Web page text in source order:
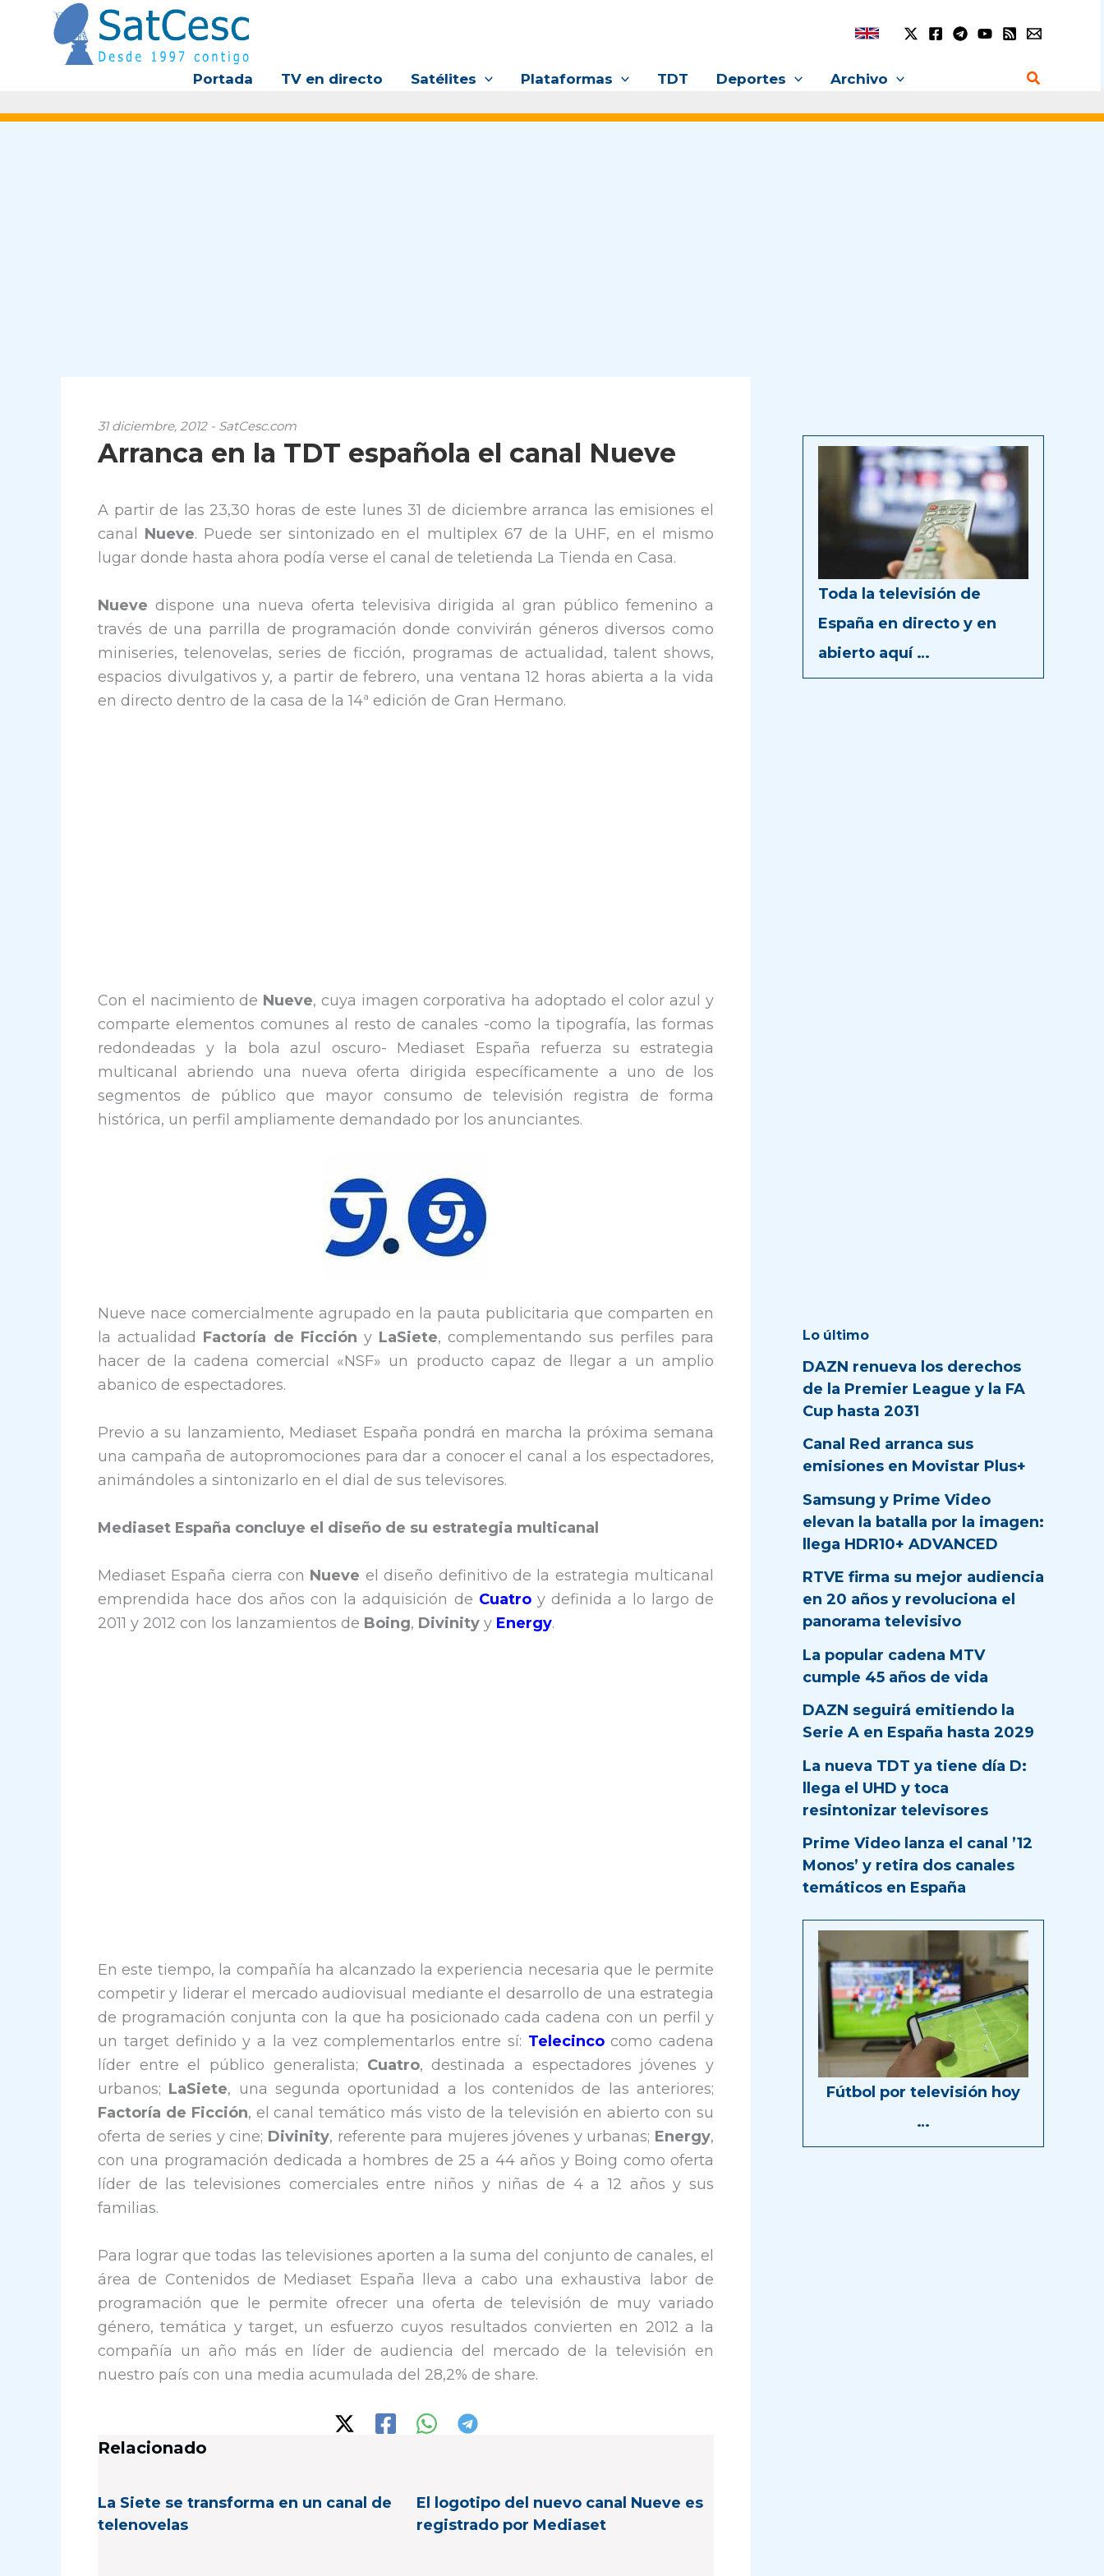
contenido
Portada TV en directo Satélites Plataformas TDT Deportes Archivo Buscar
31 diciembre, 2012 - SatCesc.com
Arranca en la TDT española el canal Nueve
A partir de las 23,30 horas de este lunes 31 de diciembre arranca las emisiones el
canal Nueve. Puede ser sintonizado en el multiplex 67 de la UHF, en el mismo
lugar donde hasta ahora podía verse el canal de teletienda La Tienda en Casa.
Nueve dispone una nueva oferta televisiva dirigida al gran público femenino a
través de una parrilla de programación donde convivirán géneros diversos como
miniseries, telenovelas, series de ficción, programas de actualidad, talent shows,
espacios divulgativos y, a partir de febrero, una ventana 12 horas abierta a la vida
en directo dentro de la casa de la 14ª edición de Gran Hermano.
Con el nacimiento de Nueve, cuya imagen corporativa ha adoptado el color azul y
comparte elementos comunes al resto de canales -como la tipografía, las formas
redondeadas y la bola azul oscuro- Mediaset España refuerza su estrategia
multicanal abriendo una nueva oferta dirigida específicamente a uno de los
segmentos de público que mayor consumo de televisión registra de forma
histórica, un perfil ampliamente demandado por los anunciantes.
Nueve nace comercialmente agrupado en la pauta publicitaria que comparten en
la actualidad Factoría de Ficción y LaSiete, complementando sus perfiles para
hacer de la cadena comercial «NSF» un producto capaz de llegar a un amplio
abanico de espectadores.
Previo a su lanzamiento, Mediaset España pondrá en marcha la próxima semana
una campaña de autopromociones para dar a conocer el canal a los espectadores,
animándoles a sintonizarlo en el dial de sus televisores.
Mediaset España concluye el diseño de su estrategia multicanal
Mediaset España cierra con Nueve el diseño definitivo de la estrategia multicanal
emprendida hace dos años con la adquisición de Cuatroy definida a lo largo de
2011 y 2012 con los lanzamientos de Boing, Divinity y Energy.
En este tiempo, la compañía ha alcanzado la experiencia necesaria que le permite
competir y liderar el mercado audiovisual mediante el desarrollo de una estrategia
de programación conjunta con la que ha posicionado cada cadena con un perfil y
un target definido y a la vez complementarlos entre sí: Telecincocomo cadena
líder entre el público generalista; Cuatro, destinada a espectadores jóvenes y
urbanos; LaSiete, una segunda oportunidad a los contenidos de las anteriores;
Factoría de Ficción, el canal temático más visto de la televisión en abierto con su
oferta de series y cine; Divinity, referente para mujeres jóvenes y urbanas; Energy,
con una programación dedicada a hombres de 25 a 44 años y Boing como oferta
líder de las televisiones comerciales entre niños y niñas de 4 a 12 años y sus
familias.
Para lograr que todas las televisiones aporten a la suma del conjunto de canales, el
área de Contenidos de Mediaset España lleva a cabo una exhaustiva labor de
programación que le permite ofrecer una oferta de televisión de muy variado
género, temática y target, un esfuerzo cuyos resultados convierten en 2012 a la
compañía un año más en líder de audiencia del mercado de la televisión en
nuestro país con una media acumulada del 28,2% de share.
Relacionado
La Siete se transforma en un canal de
telenovelas
El logotipo del nuevo canal Nueve es
registrado por Mediaset
Toda la televisión de
España en directo y en
abierto aquí …
Lo último
DAZN renueva los derechos
de la Premier League y la FA
Cup hasta 2031
Canal Red arranca sus
emisiones en Movistar Plus+
Samsung y Prime Video
elevan la batalla por la imagen:
llega HDR10+ ADVANCED
RTVE firma su mejor audiencia
en 20 años y revoluciona el
panorama televisivo
La popular cadena MTV
cumple 45 años de vida
DAZN seguirá emitiendo la
Serie A en España hasta 2029
La nueva TDT ya tiene día D:
llega el UHD y toca
resintonizar televisores
Prime Video lanza el canal ’12
Monos’ y retira dos canales
temáticos en España
Fútbol por televisión hoy
…